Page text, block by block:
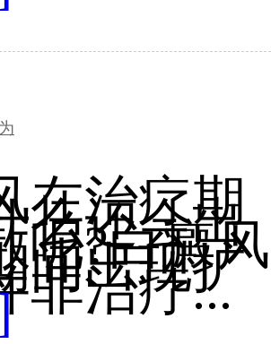
在治疗期
么还会出
呢?白癜风
间出现扩
非治疗...